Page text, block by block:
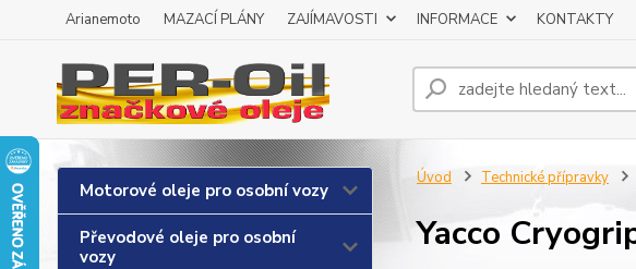
Arianemoto MAZACÍ PLÁNY ZAJÍMAVOSTI INFORMACE KONTAKTY
Motorové oleje pro osobní vozy
Převodové oleje pro osobní
vozy
Úvod Technické přípravky
Yacco